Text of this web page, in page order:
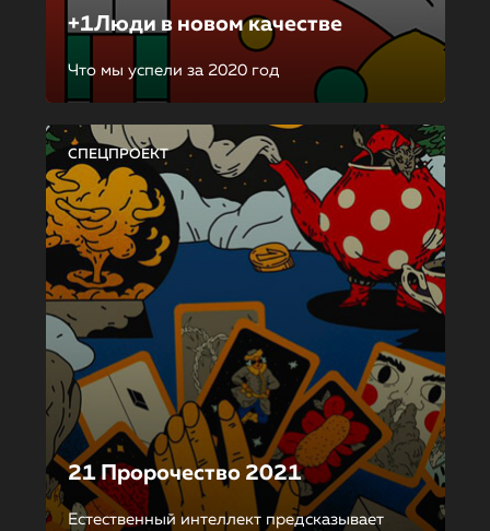
+1Люди в новом качестве
Что мы успели за 2020 год
СПЕЦПРОЕКТ
21 Пророчество 2021
Естественный интеллект предсказывает